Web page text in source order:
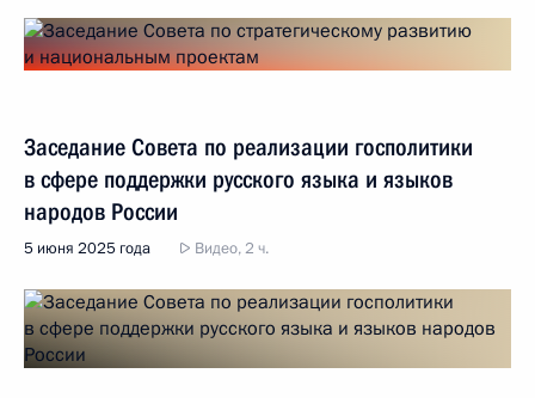
Заседание Совета по реализации госполитики
в сфере поддержки русского языка и языков
народов России
5 июня 2025 года Видео, 2 ч.